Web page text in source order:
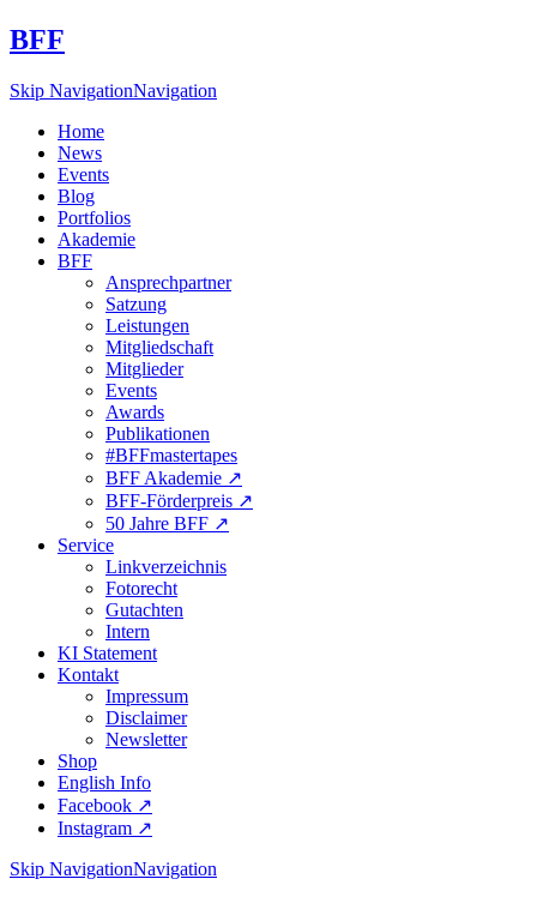
BFF
Skip NavigationNavigation
Home
News
Events
Blog
Portfolios
Akademie
BFF
Ansprechpartner
Satzung
Leistungen
Mitgliedschaft
Mitglieder
Events
Awards
Publikationen
#BFFmastertapes
BFF Akademie ↗︎
BFF-Förderpreis ↗︎
50 Jahre BFF ↗︎
Service
Linkverzeichnis
Fotorecht
Gutachten
Intern
KI Statement
Kontakt
Impressum
Disclaimer
Newsletter
Shop
English Info
Facebook ↗︎
Instagram ↗︎
Skip NavigationNavigation